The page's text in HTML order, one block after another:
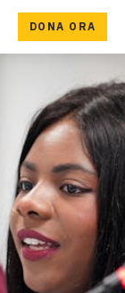
DONA ORA